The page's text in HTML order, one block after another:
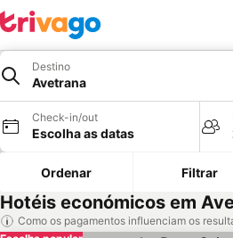
Destino
Avetrana
Check-in/out
Escolha as datas
Ordenar Filtrar
Hotéis económicos em
Como os pagamentos influenciam os